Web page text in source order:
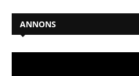
ANNONS